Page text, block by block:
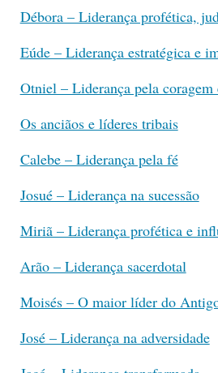
Débora – Liderança profética,
Eúde – Liderança estratégica e
Otniel – Liderança pela coragem
Os anciãos e líderes tribais
Calebe – Liderança pela fé
Josué – Liderança na sucessão
Miriã – Liderança profética e
Arão – Liderança sacerdotal
Moisés – O maior líder do
José – Liderança na adversidade